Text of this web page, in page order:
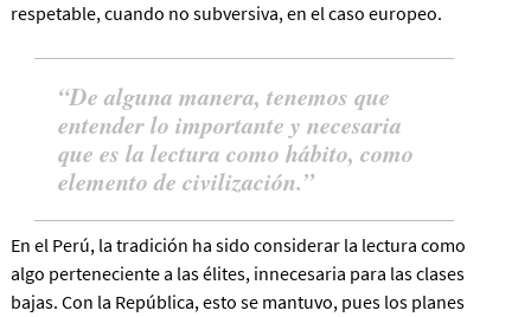
respetable, cuando no subversiva, en el caso europeo.
De alguna manera, tenemos que
entender lo importante y necesaria
que es la lectura como hábito, como
elemento de civilización.
En el Perú, la tradición ha sido considerar la lectura como
algo perteneciente a las élites, innecesaria para las clases
bajas. Con la República, esto se mantuvo, pues los planes